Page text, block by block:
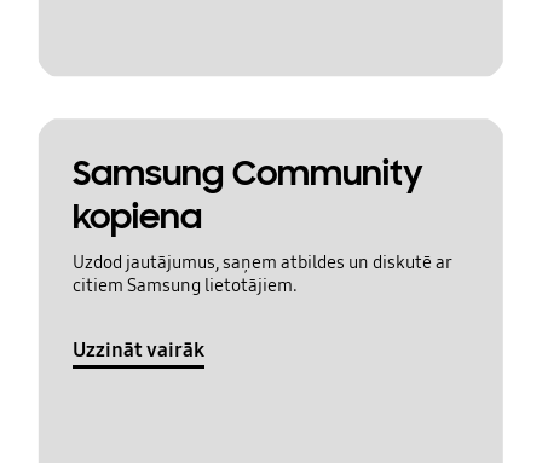
Samsung Community
kopiena
Uzdod jautājumus, saņem atbildes un diskutē ar
citiem Samsung lietotājiem.
Uzzināt vairāk